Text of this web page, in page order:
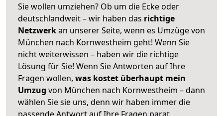
Sie wollen umziehen? Ob um die Ecke oder
deutschlandweit – wir haben das richtige
Netzwerkan unserer Seite, wenn es Umzüge von
München nach Kornwestheim geht! Wenn Sie
nicht weiterwissen – haben wir die richtige
Lösung für Sie! Wenn Sie Antworten auf Ihre
Fragen wollen, was kostet überhaupt mein
Umzug von München nach Kornwestheim – dann
wählen Sie sie uns, denn wir haben immer die